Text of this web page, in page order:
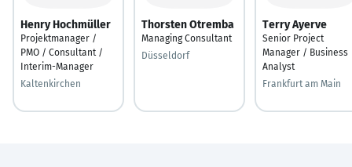
Henry Hochmüller
Projektmanager /
PMO / Consultant /
Interim-Manager
Kaltenkirchen
Thorsten Otremba
Managing Consultant
Düsseldorf
Terry Ayerve
Senior Project
Manager / Business
Analyst
Frankfurt am Main